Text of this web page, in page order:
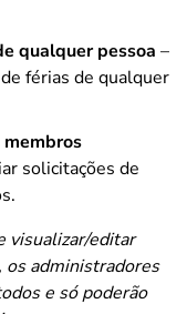
qualquer pessoa –
férias de qualquer
solicitações de
visualizar/editar
os administradores
e só poderão